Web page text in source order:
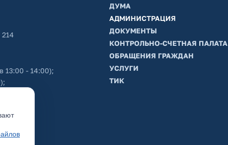
13:00 - 14:00);
ДУМА
АДМИНИСТРАЦИЯ
ДОКУМЕНТЫ
КОНТРОЛЬНО-СЧЕТНАЯ ПАЛАТА
ОБРАЩЕНИЯ ГРАЖДАН
УСЛУГИ
ТИК